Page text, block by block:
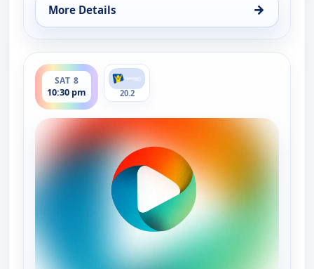
More Details →
for Tiempo de paz, Sat 8, 12:30 pm
SAT 8
10:30 pm
ends 11:00 pm
20.2